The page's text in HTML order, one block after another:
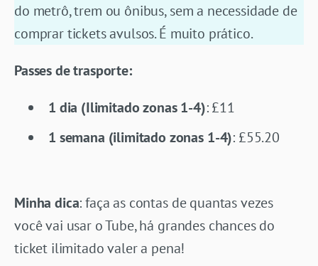
do metrô, trem ou ônibus, sem a necessidade de
comprar tickets avulsos. É muito prático.
Passes de trasporte:
1 dia (Ilimitado zonas 1-4): £11
1 semana (ilimitado zonas 1-4): £55.20
Minha dica: faça as contas de quantas vezes
você vai usar o Tube, há grandes chances do
ticket ilimitado valer a pena!